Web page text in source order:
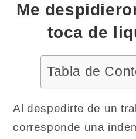
Me
toca de
Tabla de
Al despedirte de un
corresponde una